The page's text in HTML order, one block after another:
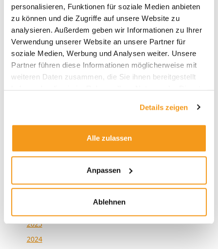
personalisieren, Funktionen für soziale Medien anbieten
zu können und die Zugriffe auf unsere Website zu
analysieren. Außerdem geben wir Informationen zu Ihrer
Verwendung unserer Website an unsere Partner für
soziale Medien, Werbung und Analysen weiter. Unsere
Partner führen diese Informationen möglicherweise mit
weiteren Daten zusammen, die Sie ihnen bereitgestellt
Details zeigen
Alle zulassen
Anpassen
Ablehnen
Altersvorsorgedepot
KI im aktiven Fondsmanagement: Zwischen Anspruch
und Wirklichkeit
Alles zur neuen Privatrente: Der envestor
Altersvorsorgedepot-Rechner
Der Presseclub mit Victor Gojdka (DIE ZEIT) –
Schwedenrente, SpaceX und schiefe Indizes
Archive
2025
2024